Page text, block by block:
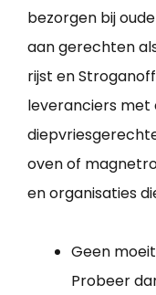
bezorgen bij
aan gerechten
rijst en
leveranciers met
oven of
en organisaties
Geen
Probeer